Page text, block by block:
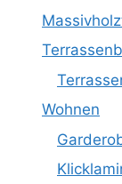
Wohnen